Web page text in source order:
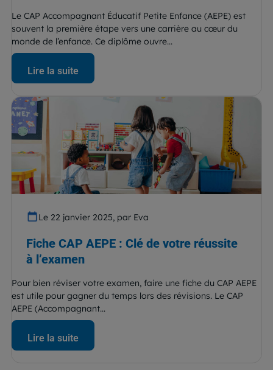
Le CAP Accompagnant Éducatif Petite Enfance (AEPE) est
souvent la première étape vers une carrière au cœur du
monde de l’enfance. Ce diplôme ouvre...
Lire la suite
Le 22 janvier 2025, par Eva
Fiche CAP AEPE : Clé de votre réussite
à l’examen
Pour bien réviser votre examen, faire une fiche du CAP AEPE
est utile pour gagner du temps lors des révisions. Le CAP
AEPE (Accompagnant...
Lire la suite